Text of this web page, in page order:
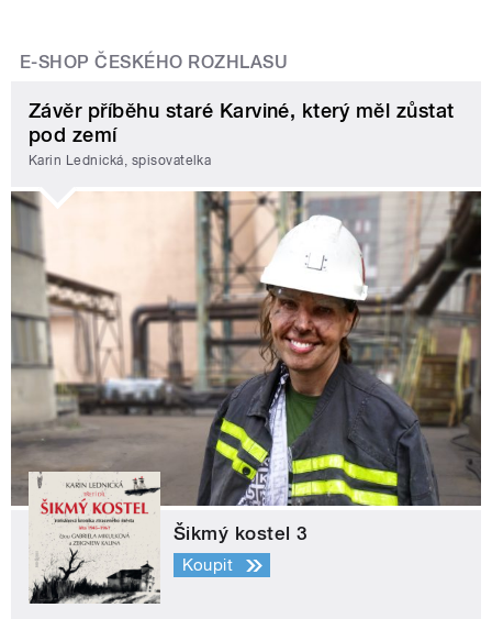
E-SHOP ČESKÉHO ROZHLASU
Závěr příběhu staré Karviné, který měl zůstat
pod zemí
Karin Lednická, spisovatelka
Šikmý kostel 3
Koupit